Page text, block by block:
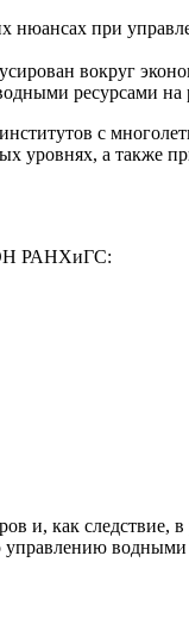
нюансах при
вокруг
ресурсами на
с
уровнях, а также
РАНХиГС:
и, как следствие,